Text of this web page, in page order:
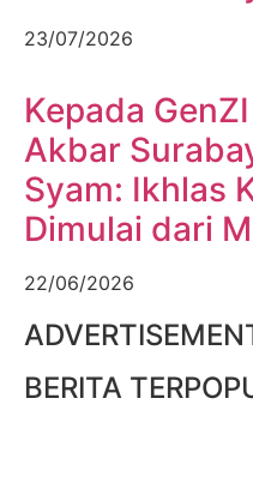
23/07/2026
Kepada
Akbar
Syam: Ikhlas
Dimulai dari
22/06/2026
BERITA